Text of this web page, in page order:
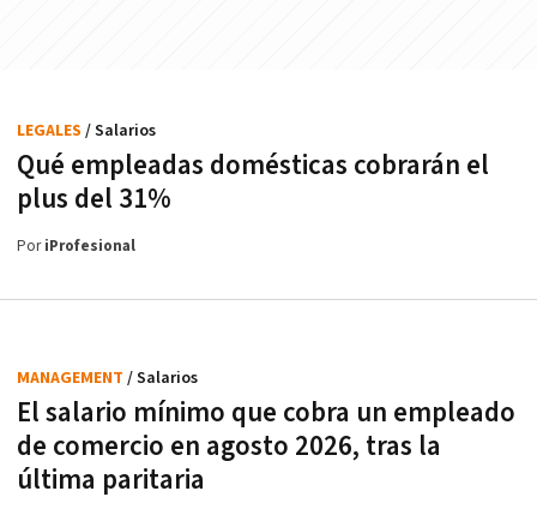
Qué empleadas domésticas cobrarán el
plus del 31%
LEGALES / Salarios
PoriProfesional
El salario mínimo que cobra un empleado
de comercio en agosto 2026, tras la
última paritaria
MANAGEMENT / Salarios